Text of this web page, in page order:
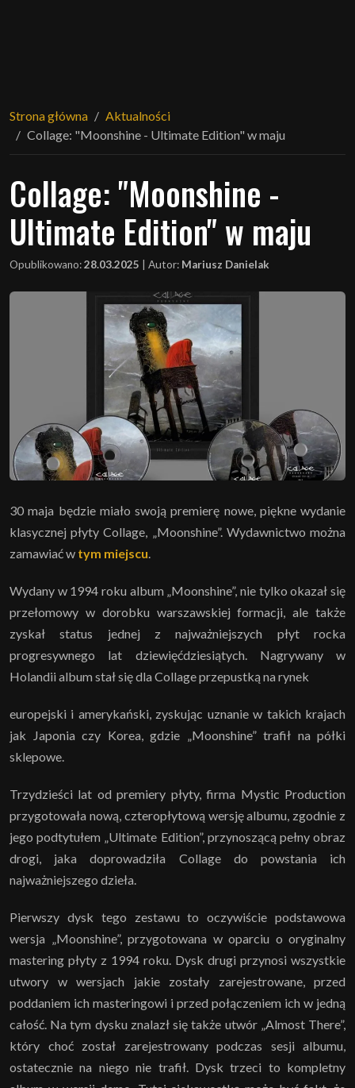
Strona główna
Aktualności
Collage: "Moonshine - Ultimate Edition" w maju
Collage: "Moonshine -
Ultimate Edition" w maju
Opublikowano:28.03.2025 Autor: Mariusz Danielak
30 maja będzie miało swoją premierę nowe, piękne wydanie
klasycznej płyty Collage, „Moonshine”. Wydawnictwo można
zamawiać w tym miejscu.
Wydany w 1994 roku album „Moonshine”, nie tylko okazał się
przełomowy w dorobku warszawskiej formacji, ale także
zyskał status jednej z najważniejszych płyt rocka
progresywnego lat dziewięćdziesiątych. Nagrywany w
Holandii album stał się dla Collage przepustką na rynek
europejski i amerykański, zyskując uznanie w takich krajach
jak Japonia czy Korea, gdzie „Moonshine” trafił na półki
sklepowe.
Trzydzieści lat od premiery płyty, firma Mystic Production
przygotowała nową, czteropłytową wersję albumu, zgodnie z
jego podtytułem „Ultimate Edition”, przynoszącą pełny obraz
drogi, jaka doprowadziła Collage do powstania ich
najważniejszego dzieła.
Pierwszy dysk tego zestawu to oczywiście podstawowa
wersja „Moonshine”, przygotowana w oparciu o oryginalny
mastering płyty z 1994 roku. Dysk drugi przynosi wszystkie
utwory w wersjach jakie zostały zarejestrowane, przed
poddaniem ich masteringowi i przed połączeniem ich w jedną
całość. Na tym dysku znalazł się także utwór „Almost There”,
który choć został zarejestrowany podczas sesji albumu,
ostatecznie na niego nie trafił. Dysk trzeci to kompletny